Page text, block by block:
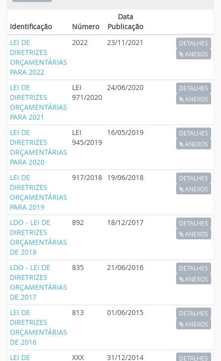
Identificação Número
Data
Publicação
LEI DE
DIRETRIZES
ORÇAMENTÁRIAS
PARA 2022
2022 23/11/2021
DETALHES
ANEXOS
LEI DE
DIRETRIZES
ORÇAMENTÁRIAS
PARA 2021
LEI
971/2020
24/06/2020
DETALHES
ANEXOS
LEI DE
DIRETRIZES
ORÇAMENTÁRIAS
PARA 2020
LEI
945/2019
16/05/2019
DETALHES
ANEXOS
LEI DE
DIRETRIZES
ORÇAMENTÁRIAS
PARA 2019
917/2018 19/06/2018
DETALHES
ANEXOS
LDO - LEI DE
DIRETRIZES
ORÇAMENTÁRIAS
DE 2018
892 18/12/2017
DETALHES
ANEXOS
LDO - LEI DE
DIRETRIZES
ORÇAMENTÁRIAS
DE 2017
835 21/06/2016
DETALHES
ANEXOS
LEI DE
DIRETRIZES
ORÇAMENTÁRIAS
DE 2016
813 01/06/2015
DETALHES
ANEXOS
LEI DE XXX 31/12/2014 DETALHES